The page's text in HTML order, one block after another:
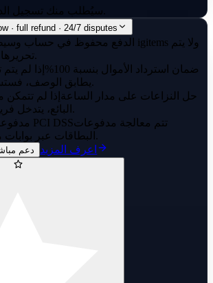
· full refund · 24/7 disputes
الدفع محفوظ في حساب
تحريرها إلا بعد تأكيد الاستلام.
ضمان استرداد الأموال بنسبة 100%
إذا لم
يطابق الوصف، فستسترد أموالك بالكامل.
حل النزاعات على مدار الساعة إذا لم
البائع، يتدخل فريقنا ويتخذ قرارًا عادلاً.
مدفوعات معتمدة بمعيار PCI DSSتتم معالجة مدفوعات
البطاقات عبر بوابات مشفرة بمعايير بنكية.
دعم اعرف المزيد